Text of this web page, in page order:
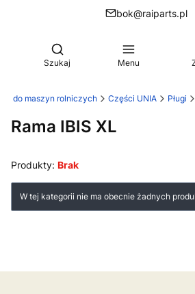
bok@raiparts.pl
Otwórz wyszukiwarkę
Szukaj Menu
do maszyn rolniczych Części UNIA Pługi
Rama IBIS XL
Produkty: Brak
Lista produktów
W tej kategorii nie ma obecnie żadnych